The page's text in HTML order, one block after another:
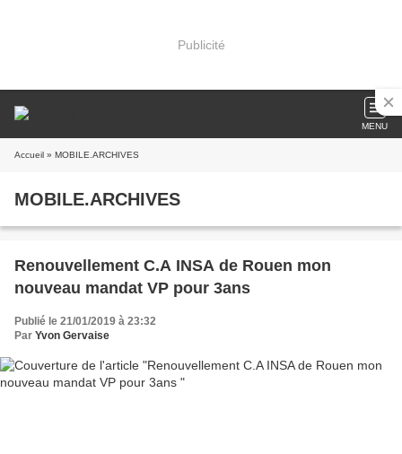
Publicité
MENU
Accueil » MOBILE.ARCHIVES
MOBILE.ARCHIVES
Renouvellement C.A INSA de Rouen mon
nouveau mandat VP pour 3ans
Publié le 21/01/2019 à 23:32
Par Yvon Gervaise